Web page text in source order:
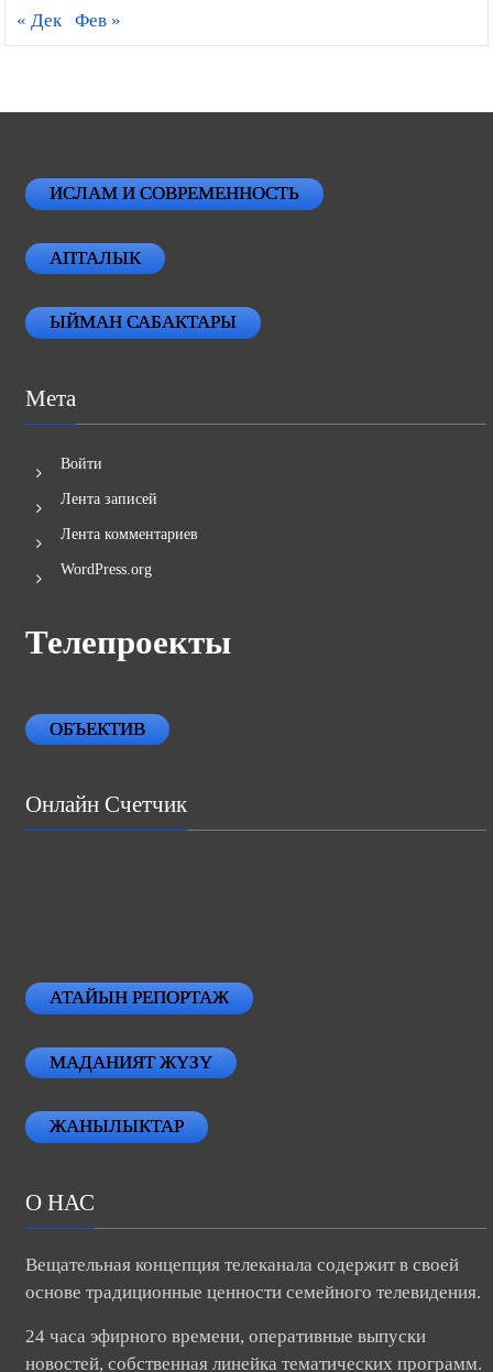
« Дек Фев »
ИСЛАМ И СОВРЕМЕННОСТЬ
АПТАЛЫК
ЫЙМАН САБАКТАРЫ
Мета
Войти
Лента записей
Лента комментариев
WordPress.org
Телепроекты
ОБЪЕКТИВ
Онлайн Счетчик
АТАЙЫН РЕПОРТАЖ
МАДАНИЯТ ЖҮЗҮ
ЖАНЫЛЫКТАР
О НАС
Вещательная концепция телеканала содержит в своей
основе традиционные ценности семейного телевидения.
24 часа эфирного времени, оперативные выпуски
новостей, собственная линейка тематических программ.